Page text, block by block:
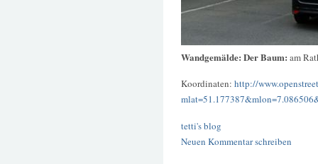
Wandgemälde: Der Baum: am
Koordinaten: http://
tetti's blog
Neuen Kommentar schreiben